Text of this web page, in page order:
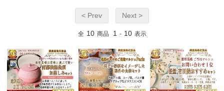
< Prev Next >
全 10 商品 1 - 10 表示